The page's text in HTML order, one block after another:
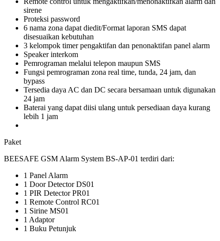
sirene
Proteksi password
6 nama zona dapat diedit/Format laporan SMS dapat
disesuaikan kebutuhan
3 kelompok timer pengaktifan dan penonaktifan panel alarm
Speaker interkom
Pemrograman melalui telepon maupun SMS
Fungsi pemrograman zona real time, tunda, 24 jam, dan
bypass
Tersedia daya AC dan DC secara bersamaan untuk digunakan
24 jam
Baterai yang dapat diisi ulang untuk persediaan daya kurang
lebih 1 jam
Paket
BEESAFE GSM Alarm System BS-AP-01 terdiri dari:
1 Panel Alarm
1 Door Detector DS01
1 PIR Detector PR01
1 Remote Control RC01
1 Sirine MS01
1 Adaptor
1 Buku Petunjuk